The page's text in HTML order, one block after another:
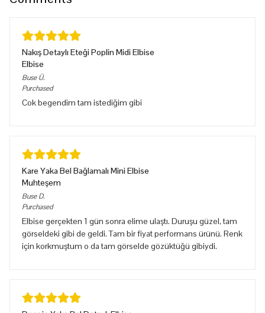
Nakış Detaylı Eteği Poplin Midi Elbise
Elbise
Buse Ü.
Purchased
Cok begendim tam istediğim gibi
Kare Yaka Bel Bağlamalı Mini Elbise
Muhteşem
Buse D.
Purchased
Elbise gerçekten 1 gün sonra elime ulaştı. Duruşu güzel, tam
görseldeki gibi de geldi. Tam bir fiyat performans ürünü. Renk
için korkmuştum o da tam görselde gözüktüğü gibiydi.